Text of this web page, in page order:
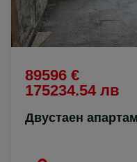
89596 €
175234.54 лв
Двустаен